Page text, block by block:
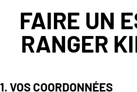
FAIRE UN
RANGER
1. VOS COORDONNÉES